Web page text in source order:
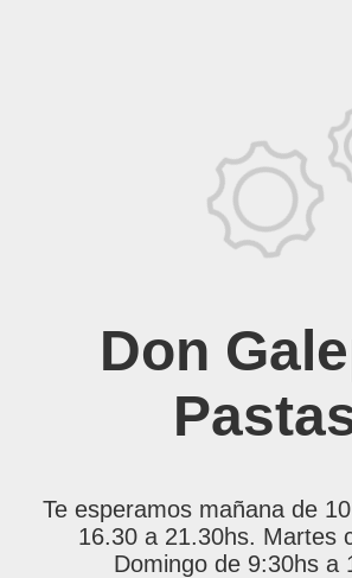
Don
Te esperamos mañana de
16.30 a 21.30hs. Martes
Domingo de 9:30hs a